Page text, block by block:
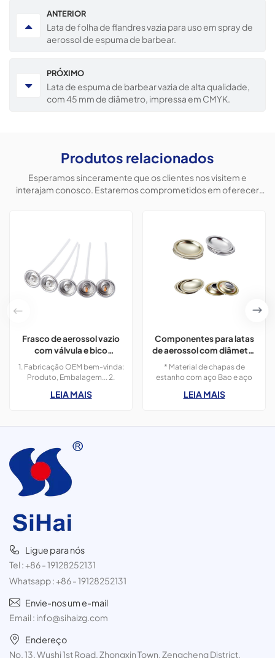
ANTERIOR
Lata de folha de flandres vazia para uso em spray de
aerossol de espuma de barbear.
PRÓXIMO
Lata de espuma de barbear vazia de alta qualidade,
com 45 mm de diâmetro, impressa em CMYK.
Produtos relacionados
Esperamos sinceramente que os clientes nos visitem e
interajam conosco. Estaremos comprometidos em oferecer
Frasco de aerossol vazio
com válvula e bico
inclusos.
1. Fabricação OEM bem-vinda:
Produto, Embalagem... 2.
Responderemos à sua
dois dias.
LEIA MAIS
Componentes para latas
de aerossol com diâmetro
de 57 mm para fabricação
de latas.
* Material de chapas de
estanho com aço Bao e aço
impressão personalizados*
LEIA MAIS
Ligue para nós
Tel :+86 - 19128252131
Whatsapp :+86 - 19128252131
Envie-nos um e-mail
Email : info@sihaizg.com
Endereço
No. 13, Wushi 1st Road, Zhongxin Town, Zengcheng District,